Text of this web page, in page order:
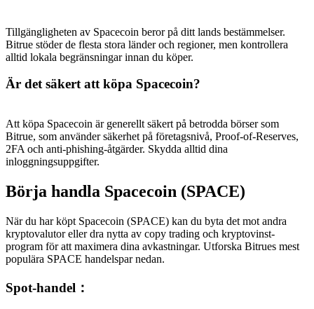
Tillgängligheten av Spacecoin beror på ditt lands bestämmelser.
Bitrue stöder de flesta stora länder och regioner, men kontrollera
alltid lokala begränsningar innan du köper.
Är det säkert att köpa Spacecoin?
Att köpa Spacecoin är generellt säkert på betrodda börser som
Bitrue, som använder säkerhet på företagsnivå, Proof-of-Reserves,
2FA och anti-phishing-åtgärder. Skydda alltid dina
inloggningsuppgifter.
Börja handla Spacecoin (SPACE)
När du har köpt Spacecoin (SPACE) kan du byta det mot andra
kryptovalutor eller dra nytta av copy trading och kryptovinst-
program för att maximera dina avkastningar. Utforska Bitrues mest
populära SPACE handelspar nedan.
Spot-handel ：